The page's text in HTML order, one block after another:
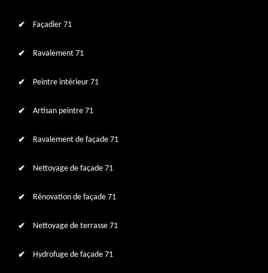
Façadier 71
Ravalement 71
Peintre intérieur 71
Artisan peintre 71
Ravalement de façade 71
Nettoyage de façade 71
Rénovation de façade 71
Nettoyage de terrasse 71
Hydrofuge de façade 71